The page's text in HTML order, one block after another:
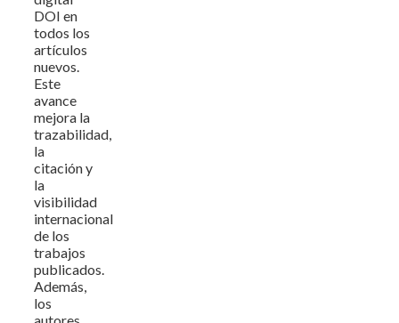
DOI en
todos los
artículos
nuevos.
Este
avance
mejora la
trazabilidad,
la
citación y
la
visibilidad
internacional
de los
trabajos
publicados.
Además,
los